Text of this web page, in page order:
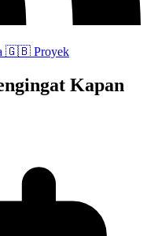
🇬🇧 Proyek
Kapan